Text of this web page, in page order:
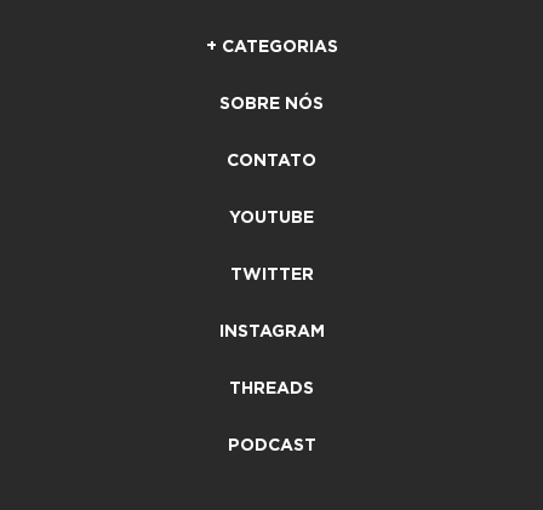
+ CATEGORIAS
SOBRE NÓS
CONTATO
YOUTUBE
TWITTER
INSTAGRAM
THREADS
PODCAST